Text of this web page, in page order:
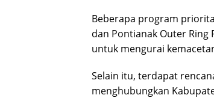
Beberapa program
dan Pontianak Outer Ring
untuk mengurai
Selain itu, terdapat
menghubungkan